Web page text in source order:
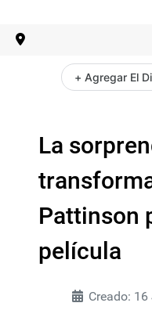
+ Agregar El
La
Pattinson
película
Creado: